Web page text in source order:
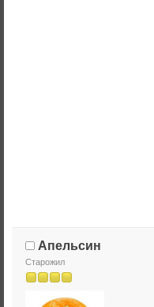
Апельсин
Старожил